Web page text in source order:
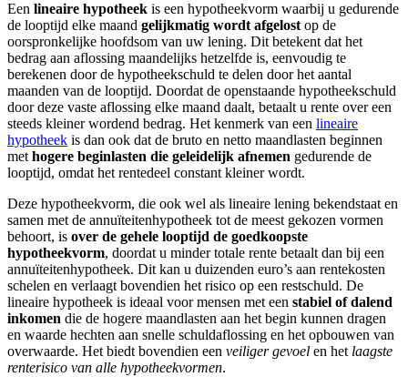
Een lineaire hypotheek is een hypotheekvorm waarbij u gedurende
de looptijd elke maand gelijkmatig wordt afgelost op de
oorspronkelijke hoofdsom van uw lening. Dit betekent dat het
bedrag aan aflossing maandelijks hetzelfde is, eenvoudig te
berekenen door de hypotheekschuld te delen door het aantal
maanden van de looptijd. Doordat de openstaande hypotheekschuld
door deze vaste aflossing elke maand daalt, betaalt u rente over een
steeds kleiner wordend bedrag. Het kenmerk van een lineaire
hypotheek is dan ook dat de bruto en netto maandlasten beginnen
met hogere beginlasten die geleidelijk afnemen gedurende de
looptijd, omdat het rentedeel constant kleiner wordt.
Deze hypotheekvorm, die ook wel als lineaire lening bekendstaat en
samen met de annuïteitenhypotheek tot de meest gekozen vormen
behoort, is over de gehele looptijd de goedkoopste
hypotheekvorm, doordat u minder totale rente betaalt dan bij een
annuïteitenhypotheek. Dit kan u duizenden euro’s aan rentekosten
schelen en verlaagt bovendien het risico op een restschuld. De
lineaire hypotheek is ideaal voor mensen met een stabiel of dalend
inkomen die de hogere maandlasten aan het begin kunnen dragen
en waarde hechten aan snelle schuldaflossing en het opbouwen van
overwaarde. Het biedt bovendien een veiliger gevoel en het laagste
renterisico van alle hypotheekvormen.